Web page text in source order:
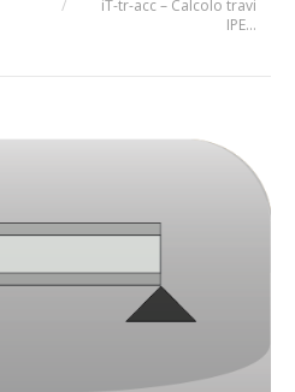
iT-tr-acc – Calcolo travi
IPE…